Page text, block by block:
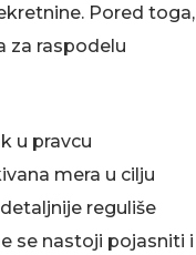
Pored toga,
za raspodelu
u pravcu
mera u cilju
reguliše
se nastoji pojasniti i